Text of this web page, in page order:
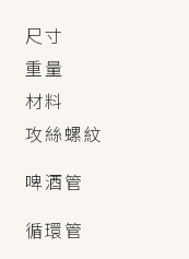
尺寸
重量
材料
攻絲螺紋
啤酒管
循環管